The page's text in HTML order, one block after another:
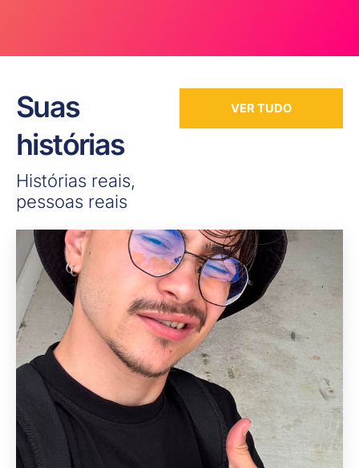
Suas
histórias
Histórias reais,
pessoas reais
VER TUDO